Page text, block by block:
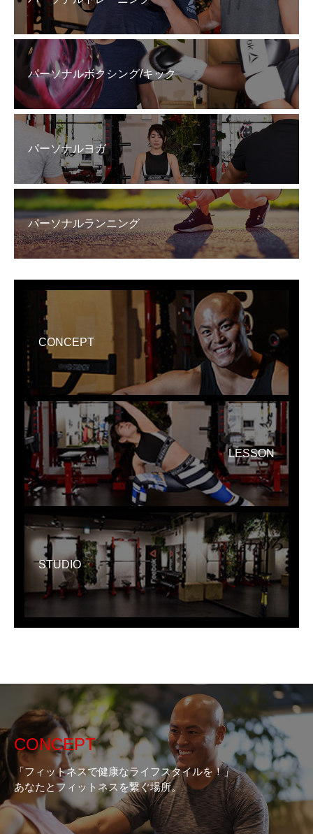
パーソナルボクシング/キック
パーソナルヨガ
パーソナルランニング
CONCEPT
LESSON
STUDIO
CONCEPT
「フィットネスで健康なライフスタイルを！」
あなたとフィットネスを繋ぐ場所。